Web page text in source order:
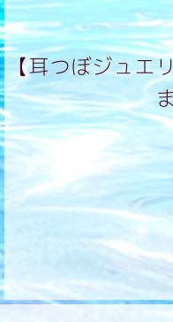
【耳つぼジュエ